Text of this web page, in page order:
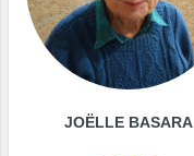
JOËLLE BASARA